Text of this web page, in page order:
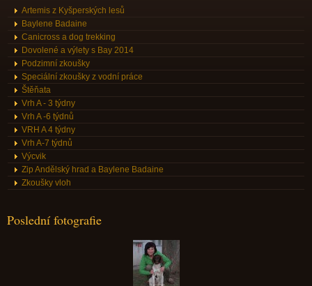
Artemis z Kyšperských lesů
Baylene Badaine
Canicross a dog trekking
Dovolené a výlety s Bay 2014
Podzimní zkoušky
Speciální zkoušky z vodní práce
Štěňata
Vrh A - 3 týdny
Vrh A -6 týdnů
VRH A 4 týdny
Vrh A-7 týdnů
Výcvik
Zip Andělský hrad a Baylene Badaine
Zkoušky vloh
Poslední fotografie